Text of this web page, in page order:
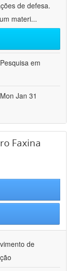
de defesa.
materi...
em
Jan 31
Faxina
de